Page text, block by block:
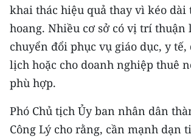
khai thác hiệu quả thay vì kéo
hoang. Nhiều cơ sở có vị trí thuận
chuyển đổi phục vụ giáo dục, y
lịch hoặc cho doanh nghiệp thuê
phù hợp.
Phó Chủ tịch Ủy ban nhân dân
Công Lý cho rằng, cần mạnh dạn